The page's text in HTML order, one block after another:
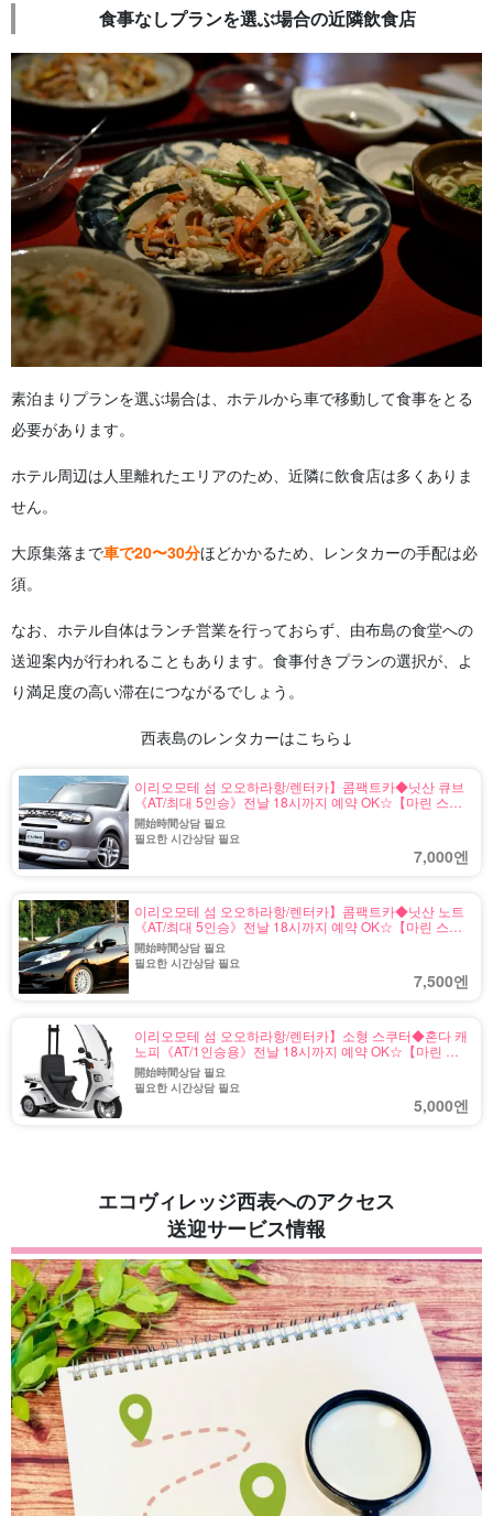
食事なしプランを選ぶ場合の近隣飲食店
素泊まりプランを選ぶ場合は、ホテルから車で移動して食事をとる
必要があります。
ホテル周辺は人里離れたエリアのため、近隣に飲食店は多くありま
せん。
大原集落まで車で20〜30分ほどかかるため、レンタカーの手配は必
須。
なお、ホテル自体はランチ営業を行っておらず、由布島の食堂への
送迎案内が行われることもあります。食事付きプランの選択が、よ
り満足度の高い滞在につながるでしょう。
西表島のレンタカーはこちら↓
이리오모테 섬 오오하라항/렌터카】콤팩트카◆닛산 큐브
《AT/최대 5인승》전날 18시까지 예약 OK☆【마린 스포
츠 용품 렌탈 있음・송영 무료】（No.r-1)
開始時間상담 필요
필요한 시간상담 필요
7,000엔
이리오모테 섬 오오하라항/렌터카】콤팩트카◆닛산 노트
《AT/최대 5인승》전날 18시까지 예약 OK☆【마린 스포
츠 용품 렌탈 있음・송영 무료】（No.r-2)
開始時間상담 필요
필요한 시간상담 필요
7,500엔
이리오모테 섬 오오하라항/렌터카】소형 스쿠터◆혼다 캐
노피《AT/1인승용》전날 18시까지 예약 OK☆【마린 스
포츠 용품 렌탈 있음・송영 무료】（No.r-3)
開始時間상담 필요
필요한 시간상담 필요
5,000엔
エコヴィレッジ西表へのアクセス
送迎サービス情報